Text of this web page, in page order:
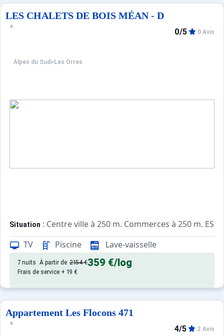
LES CHALETS DE BOIS MÉAN - D
Alpes du Sud > Les Orres
0/5 0 Avis
Situation : Centre ville à 250 m. Commerces à 250 m. ESF
Appartement de particulier : Appartements confortables et
TV Piscine Lave-vaisselle
7 nuits À partir de 2154 €359 €/log
Frais de service + 19 €
Appartement Les Flocons 471
4/5 2 Avis